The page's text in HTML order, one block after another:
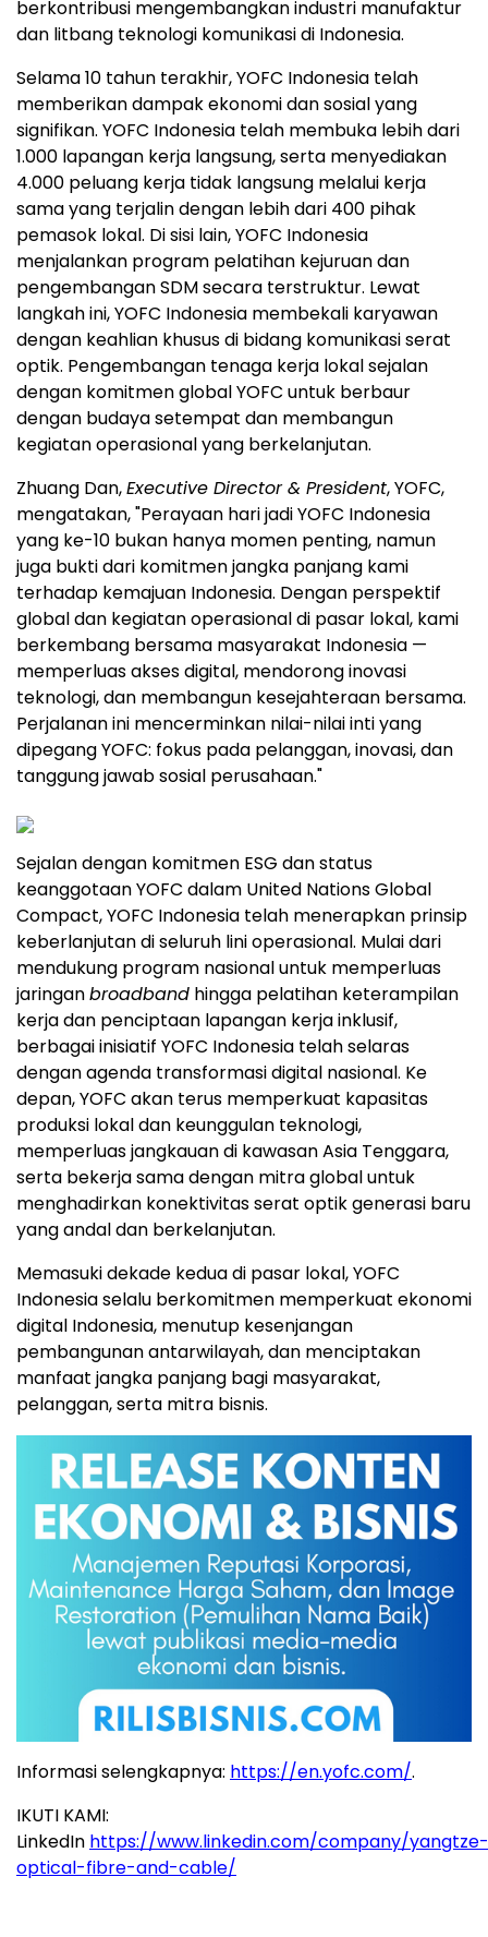
berkontribusi mengembangkan industri manufaktur
dan litbang teknologi komunikasi di Indonesia.
Selama 10 tahun terakhir, YOFC Indonesia telah
memberikan dampak ekonomi dan sosial yang
signifikan. YOFC Indonesia telah membuka lebih dari
1.000 lapangan kerja langsung, serta menyediakan
4.000 peluang kerja tidak langsung melalui kerja
sama yang terjalin dengan lebih dari 400 pihak
pemasok lokal. Di sisi lain, YOFC Indonesia
menjalankan program pelatihan kejuruan dan
pengembangan SDM secara terstruktur. Lewat
langkah ini, YOFC Indonesia membekali karyawan
dengan keahlian khusus di bidang komunikasi serat
optik. Pengembangan tenaga kerja lokal sejalan
dengan komitmen global YOFC untuk berbaur
dengan budaya setempat dan membangun
kegiatan operasional yang berkelanjutan.
Zhuang Dan,Executive Director & President, YOFC,
mengatakan, "Perayaan hari jadi YOFC Indonesia
yang ke-10 bukan hanya momen penting, namun
juga bukti dari komitmen jangka panjang kami
terhadap kemajuan Indonesia. Dengan perspektif
global dan kegiatan operasional di pasar lokal, kami
berkembang bersama masyarakat Indonesia —
memperluas akses digital, mendorong inovasi
teknologi, dan membangun kesejahteraan bersama.
Perjalanan ini mencerminkan nilai-nilai inti yang
dipegang YOFC: fokus pada pelanggan, inovasi, dan
tanggung jawab sosial perusahaan."
Sejalan dengan komitmen ESG dan status
keanggotaan YOFC dalam United Nations Global
Compact, YOFC Indonesia telah menerapkan prinsip
keberlanjutan di seluruh lini operasional. Mulai dari
mendukung program nasional untuk memperluas
jaringanbroadband hingga pelatihan keterampilan
kerja dan penciptaan lapangan kerja inklusif,
berbagai inisiatif YOFC Indonesia telah selaras
dengan agenda transformasi digital nasional. Ke
depan, YOFC akan terus memperkuat kapasitas
produksi lokal dan keunggulan teknologi,
memperluas jangkauan di kawasanAsia Tenggara,
serta bekerja sama dengan mitra global untuk
menghadirkan konektivitas serat optik generasi baru
yang andal dan berkelanjutan.
Memasuki dekade kedua di pasar lokal, YOFC
Indonesia selalu berkomitmen memperkuat ekonomi
digital Indonesia, menutup kesenjangan
pembangunan antarwilayah, dan menciptakan
manfaat jangka panjang bagi masyarakat,
pelanggan, serta mitra bisnis.
Informasi selengkapnya: https://en.yofc.com/.
IKUTI KAMI:
LinkedIn https://www.linkedin.com/company/yangtze-
optical-fibre-and-cable/